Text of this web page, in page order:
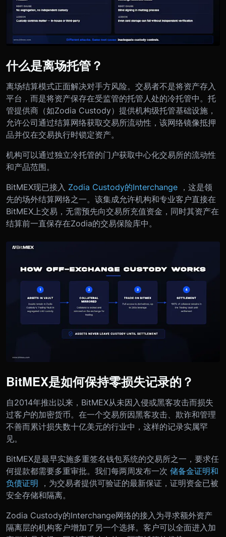
什么是离场托管？
离场结算模式正面解决对手方风险。交易者不是将资产存入
平台，而是将资产保存在受监管的托管人处的冷托管中。托
管提供商（如Zodia Custody）提供机构级托管基础设施，
允许公司通过结算网络获取交易所流动性，该网络镜像抵押
品并仅在交易执行时锁定资产。
机构可以通过独立冷托管的门户获取中心化交易所的流动性
和产品范围。
BitMEX现已接入 Zodia Custody的Interchange ，这是领
先的场外结算网络之一。该集成允许机构和专业客户直接在
BitMEX上交易，无需预先向交易所充值资金，同时其资产在
结算前一直保存在Zodia的交易保险库中。
BitMEX是如何保持零损失记录的？
自2014年推出以来，BitMEX从未因入侵或黑客攻击而损失
过客户的加密货币。在一个交易所因黑客攻击、欺诈和管理
不善而累计损失数十亿美元的行业中，这样的记录实属罕
见。
BitMEX是最早实施多重签名钱包系统的交易所之一，要求任
何提款都需要多重审批。我们每两周发布一次 储备金证明和
负债证明
，为交易者提供可验证的最新保证，证明资金已被
安全存储和隔离。
Zodia Custody的Interchange网络的接入为寻求额外资产
隔离层的机构客户增加了另一个选择。客户可以全面进入加